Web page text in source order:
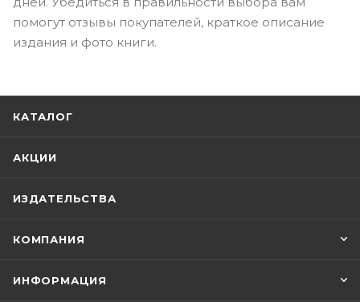
помогут отзывы покупателей, краткое описание
издания и фото книги.
КАТАЛОГ
АКЦИИ
ИЗДАТЕЛЬСТВА
КОМПАНИЯ
ИНФОРМАЦИЯ